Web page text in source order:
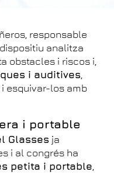
responsable
dispositiu analitza
obstacles i riscos i,
i auditives,
esquivar-los amb
i portable
Glasses ja
i al congrés ha
petita i portable,